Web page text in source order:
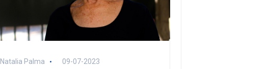
Natalia Palma 09-07-2023